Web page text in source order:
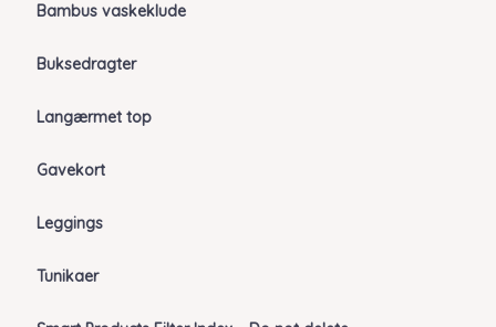
Bambus vaskeklude
Buksedragter
Langærmet top
Gavekort
Leggings
Tunikaer